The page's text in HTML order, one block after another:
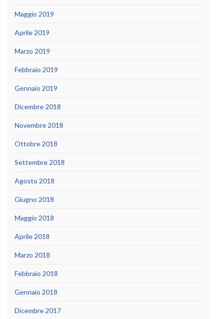
Maggio 2019
Aprile 2019
Marzo 2019
Febbraio 2019
Gennaio 2019
Dicembre 2018
Novembre 2018
Ottobre 2018
Settembre 2018
Agosto 2018
Giugno 2018
Maggio 2018
Aprile 2018
Marzo 2018
Febbraio 2018
Gennaio 2018
Dicembre 2017